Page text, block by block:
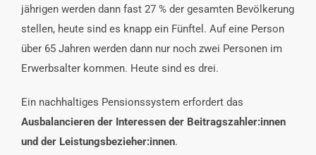
jährigen werden dann fast 27 % der gesamten Bevölkerung
stellen, heute sind es knapp ein Fünftel. Auf eine Person
über 65 Jahren werden dann nur noch zwei Personen im
Erwerbsalter kommen. Heute sind es drei.
Ein nachhaltiges Pensionssystem erfordert das
Ausbalancieren der Interessen der Beitragszahler:innen
und der Leistungsbezieher:innen.